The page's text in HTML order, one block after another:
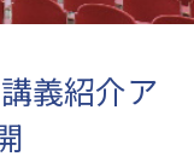
義紹介ア